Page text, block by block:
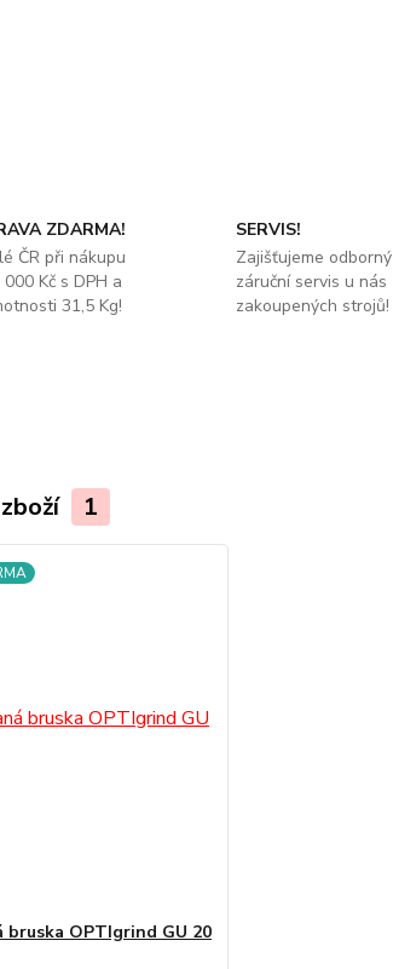
ZDARMA!
ČR při nákupu
Kč s DPH a
31,5 Kg!
SERVIS!
Zajišťujeme odborný
záruční servis u nás
zakoupených strojů!
1
bruska OPTIgrind GU 20